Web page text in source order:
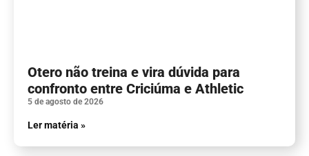
Otero não treina e vira dúvida para
confronto entre Criciúma e Athletic
5 de agosto de 2026
Ler matéria »